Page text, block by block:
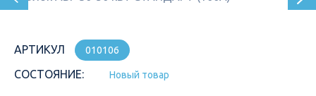
АРТИКУЛ 010106
СОСТОЯНИЕ: Новый товар